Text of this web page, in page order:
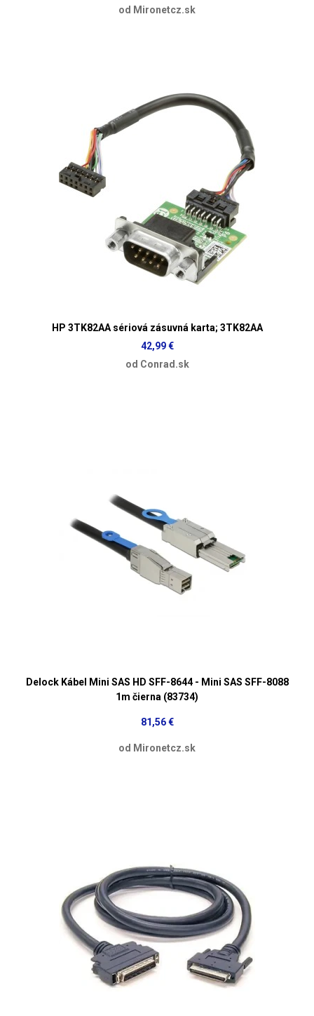
od Mironetcz.sk
HP 3TK82AA sériová zásuvná karta; 3TK82AA
42,99 €
od Conrad.sk
Delock Kábel Mini SAS HD SFF-8644 - Mini SAS SFF-8088
1m čierna (83734)
81,56 €
od Mironetcz.sk